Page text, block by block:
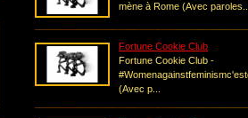
mène à Rome (Avec paroles...
Fortune Cookie Club
Fortune Cookie Club -
(Avec p...